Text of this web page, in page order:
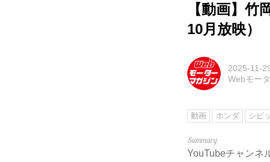
【動画】
10月放映）
2025-11-
Webモー
動画 ホンダ シビ
YouTubeチャンネ